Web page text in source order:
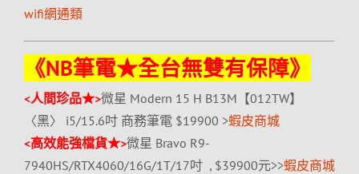
wifi網通類
《NB筆電★全台無雙有保障》
<人間珍品★>微星 Modern 15 H B13M【012TW】
〈黑〉 i5/15.6吋 商務筆電 $19900 >蝦皮商城
<高效能強檔貨★>微星 Bravo R9-
7940HS/RTX4060/16G/1T/17吋 , $39900元>>蝦皮商城